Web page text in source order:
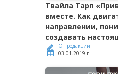
Твайла Тарп
вместе. Как
направлении,
создавать
От редакции
03.01.2019 г.